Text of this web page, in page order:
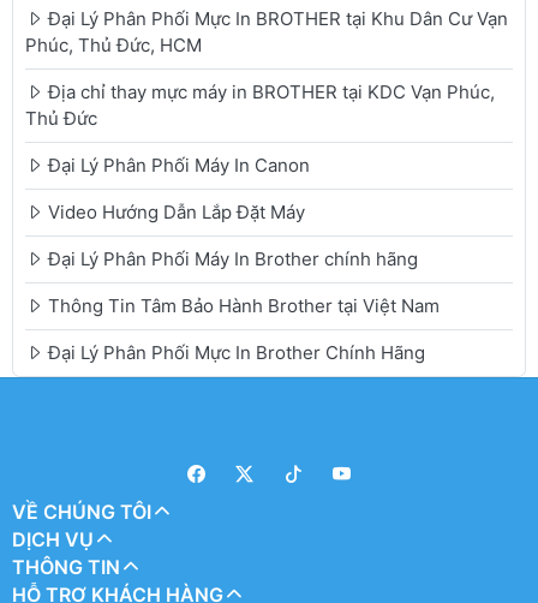
Đại Lý Phân Phối Mực In BROTHER tại Khu Dân Cư Vạn
Phúc, Thủ Đức, HCM
Địa chỉ thay mực máy in BROTHER tại KDC Vạn Phúc,
Thủ Đức
Đại Lý Phân Phối Máy In Canon
Video Hướng Dẫn Lắp Đặt Máy
Đại Lý Phân Phối Máy In Brother chính hãng
Thông Tin Tâm Bảo Hành Brother tại Việt Nam
Đại Lý Phân Phối Mực In Brother Chính Hãng
VỀ CHÚNG TÔI
DỊCH VỤ
THÔNG TIN
HỖ TRỢ KHÁCH HÀNG